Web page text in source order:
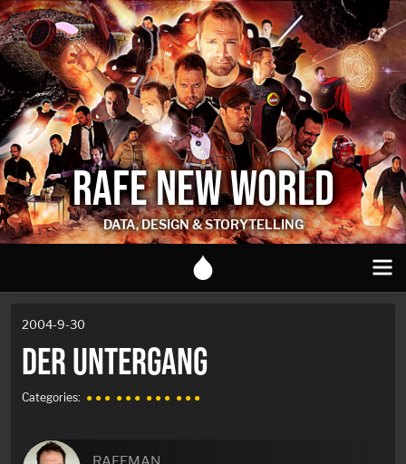
RAFE NEW WORLD
DATA, DESIGN & STORYTELLING
2004-9-30
DER UNTERGANG
Categories: ● ● ● ● ● ● ● ● ● ● ● ●
RAFEMAN